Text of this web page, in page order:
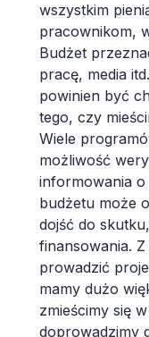
wszystkim
pracownikom,
Budżet
pracę, media
powinien być
tego, czy
Wiele
możliwość
informowania
budżetu może
dojść do
finansowania.
prowadzić
mamy dużo
zmieścimy się
doprowadzimy